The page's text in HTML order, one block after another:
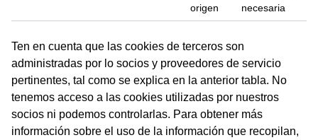
origen
necesaria
Ten en cuenta que las cookies de terceros son
administradas por lo socios y proveedores de servicio
pertinentes, tal como se explica en la anterior tabla. No
tenemos acceso a las cookies utilizadas por nuestros
socios ni podemos controlarlas. Para obtener más
información sobre el uso de la información que recopilan,